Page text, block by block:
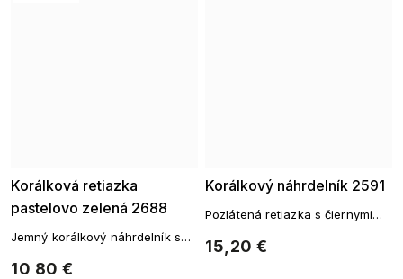
Korálková retiazka
pastelovo zelená 2688
10,80 €
Jemný korálkový náhrdelník s
efektom
Korálkový náhrdelník 2591
15,20 €
Pozlátená retiazka s čiernymi